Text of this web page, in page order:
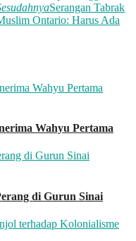
Serangan Tabrak
Ontario: Harus Ada
Wahyu Pertama
di Gurun Sinai